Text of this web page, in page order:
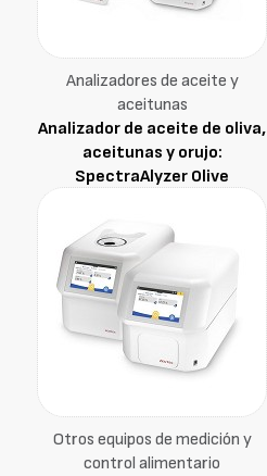
Analizadores de aceite y
aceitunas
Analizador de aceite de oliva,
aceitunas y orujo:
SpectraAlyzer Olive
Otros equipos de medición y
control alimentario